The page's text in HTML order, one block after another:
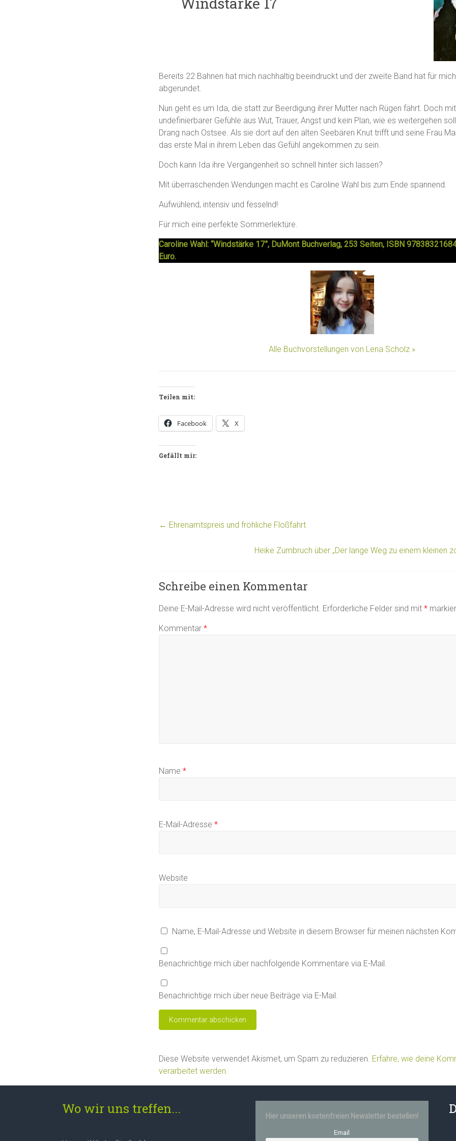
Bereits 22 Bahnen hat mich nachhaltig beeindruckt und der zweite Band hat für
abgerundet.
Nun geht es um Ida, die statt zur Beerdigung ihrer Mutter nach Rügen fährt. Doch
undefinierbarer Gefühle aus Wut, Trauer, Angst und kein Plan, wie es weitergehen
Drang nach Ostsee. Als sie dort auf den alten Seebären Knut trifft und seine Frau
das erste Mal in ihrem Leben das Gefühl angekommen zu sein.
Doch kann Ida ihre Vergangenheit so schnell hinter sich lassen?
Mit überraschenden Wendungen macht es Caroline Wahl bis zum Ende spannend.
Aufwühlend, intensiv und fesselnd!
Für mich eine perfekte Sommerlektüre.
Caroline Wahl: “Windstärke 17”, DuMont Buchverlag, 253 Seiten, ISBN
Euro.
Alle Buchvorstellungen von Lena Scholz »
Teilen mit:
Facebook X
Gefällt mir:
← Ehrenamtspreis und fröhliche Floßfahrt
Heike Zumbruch über „Der lange Weg zu einem kleinen
Schreibe einen Kommentar
Deine E-Mail-Adresse wird nicht veröffentlicht. Erforderliche Felder sind mit *
Kommentar *
Name *
E-Mail-Adresse *
Website
Name, E-Mail-Adresse und Website in diesem Browser für meinen nächsten
Benachrichtige mich über nachfolgende Kommentare via E-Mail.
Benachrichtige mich über neue Beiträge via E-Mail.
Diese Website verwendet Akismet, um Spam zu reduzieren. Erfahre, wie deine
verarbeitet werden.
Wo wir uns treffen... Hier unseren kostenfreien Newsletter bestellen!
Email